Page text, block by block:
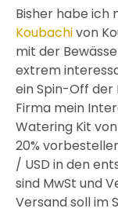
Bisher habe ich
Koubachivon
mit der
extrem
ein Spin-Off der
Firma mein
Watering Kit
20%
/ USD in den
sind MwSt und
Versand soll im